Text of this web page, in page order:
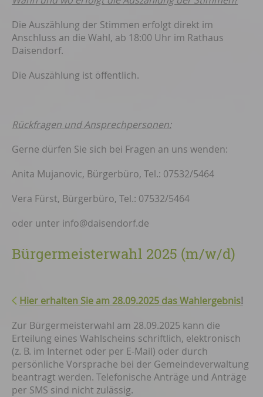
Die Auszählung der Stimmen erfolgt direkt im
Anschluss an die Wahl, ab 18:00 Uhr im Rathaus
Daisendorf.
Die Auszählung ist öffentlich.
Rückfragen und Ansprechpersonen:
Gerne dürfen Sie sich bei Fragen an uns wenden:
Anita Mujanovic, Bürgerbüro, Tel.: 07532/5464
Vera Fürst, Bürgerbüro, Tel.: 07532/5464
oder unter info@daisendorf.de
Bürgermeisterwahl 2025 (m/w/d)
Hier erhalten Sie am 28.09.2025 das Wahlergebnis!
Zur Bürgermeisterwahl am 28.09.2025 kann die
Erteilung eines Wahlscheins schriftlich, elektronisch
(z. B. im Internet oder per E-Mail) oder durch
persönliche Vorsprache bei der Gemeindeverwaltung
beantragt werden. Telefonische Anträge und Anträge
per SMS sind nicht zulässig.